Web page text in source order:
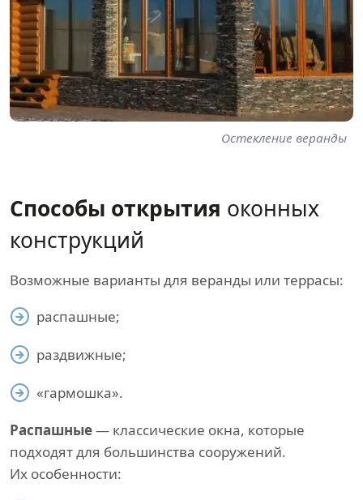
Остекление веранды
Способы открытия оконных
конструкций
Возможные варианты для веранды или террасы:
распашные;
раздвижные;
«гармошка».
Распашные— классические окна, которые
подходят для большинства сооружений.
Их особенности: